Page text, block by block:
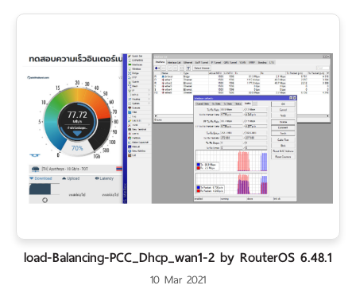
load-Balancing-PCC_Dhcp_wan1-2 by RouterOS 6.48.1
10 Mar 2021